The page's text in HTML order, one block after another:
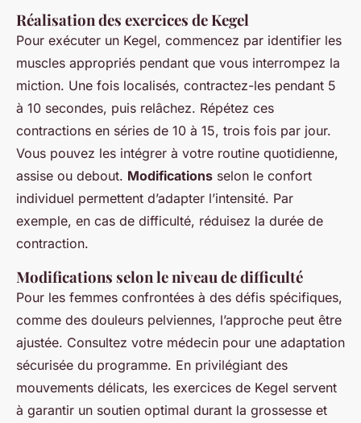
Réalisation des exercices de Kegel
Pour exécuter un Kegel, commencez par identifier les
muscles appropriés pendant que vous interrompez la
miction. Une fois localisés, contractez-les pendant 5
à 10 secondes, puis relâchez. Répétez ces
contractions en séries de 10 à 15, trois fois par jour.
Vous pouvez les intégrer à votre routine quotidienne,
assise ou debout. Modifications selon le confort
individuel permettent d’adapter l’intensité. Par
exemple, en cas de difficulté, réduisez la durée de
contraction.
Modifications selon le niveau de difficulté
Pour les femmes confrontées à des défis spécifiques,
comme des douleurs pelviennes, l’approche peut être
ajustée. Consultez votre médecin pour une adaptation
sécurisée du programme. En privilégiant des
mouvements délicats, les exercices de Kegel servent
à garantir un soutien optimal durant la grossesse et